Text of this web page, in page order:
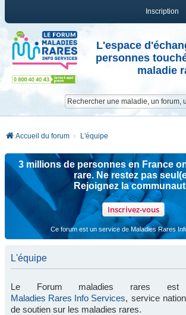
Inscription
L'espace
personnes
maladie
Accueil du forum L'équipe
3 millions de personnes en France
rare. Ne restez pas
Rejoignez la
Inscrivez-vous
Ce forum est un service de Maladies Rares
L'équipe
Le Forum maladies rares est
Maladies Rares Info Services, service
de soutien sur les maladies rares.